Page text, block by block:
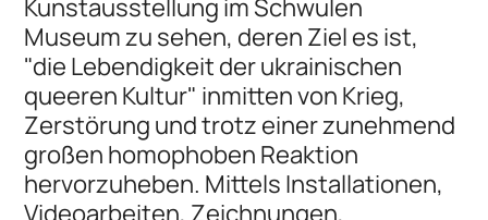
Museum zu sehen, deren Ziel es ist,
"die Lebendigkeit der ukrainischen
queeren Kultur" inmitten von Krieg,
Zerstörung und trotz einer zunehmend
großen homophoben Reaktion
hervorzuheben. Mittels Installationen,
Videoarbeiten, Zeichnungen,